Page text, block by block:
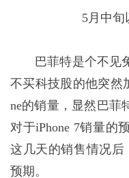
5月中旬
巴菲特是个不见
不买科技股的他突然
ne的销量，显然巴菲
对于iPhone 7销量的
这几天的销售情况后
预期。